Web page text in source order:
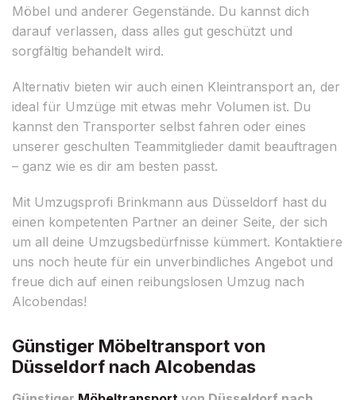
Möbel und anderer Gegenstände. Du kannst dich
darauf verlassen, dass alles gut geschützt und
sorgfältig behandelt wird.
Alternativ bieten wir auch einen Kleintransport an, der
ideal für Umzüge mit etwas mehr Volumen ist. Du
kannst den Transporter selbst fahren oder eines
unserer geschulten Teammitglieder damit beauftragen
– ganz wie es dir am besten passt.
Mit Umzugsprofi Brinkmann aus Düsseldorf hast du
einen kompetenten Partner an deiner Seite, der sich
um all deine Umzugsbedürfnisse kümmert. Kontaktiere
uns noch heute für ein unverbindliches Angebot und
freue dich auf einen reibungslosen Umzug nach
Alcobendas!
Günstiger Möbeltransport von
Düsseldorf nach Alcobendas